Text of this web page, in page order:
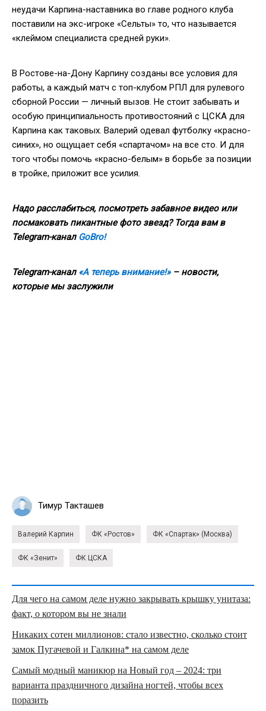
неудачи Карпина-наставника во главе родного клуба
поставили на экс-игроке «Сельты» то, что называется
«клеймом специалиста средней руки».
В Ростове-на-Дону Карпину созданы все условия для
работы, а каждый матч с топ-клубом РПЛ для рулевого
сборной России — личный вызов. Не стоит забывать и
особую принципиальность противостояний с ЦСКА для
Карпина как таковых. Валерий одевал футболку «красно-
синих», но ощущает себя «спартачом» на все сто. И для
того чтобы помочь «красно-белым» в борьбе за позиции
в тройке, приложит все усилия.
Надо расслабиться, посмотреть забавное видео или
посмаковать пикантные фото звезд? Тогда вам в
Telegram-канал GoBro!
Telegram-канал «А теперь внимание!»– новости,
которые мы заслужили
Тимур Такташев
Валерий Карпин ФК «Ростов» ФК «Спартак» (Москва)
ФК «Зенит» ФК ЦСКА
Для чего на самом деле нужно закрывать крышку унитаза:
факт, о котором вы не знали
Никаких сотен миллионов: стало известно, сколько стоит
замок Пугачевой и Галкина* на самом деле
Самый модный маникюр на Новый год – 2024: три
варианта праздничного дизайна ногтей, чтобы всех
поразить